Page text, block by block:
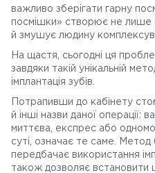
важливо зберігати гарну
посмішки» створює не лише
й змушує людину
На щастя, сьогодні ця
завдяки такій унікальній
імплантація зубів.
Потрапивши до кабінету
й інші назви даної
миттєва, експрес або
суті, означає те саме. Метод
передбачає використання
також дозволяє встановити